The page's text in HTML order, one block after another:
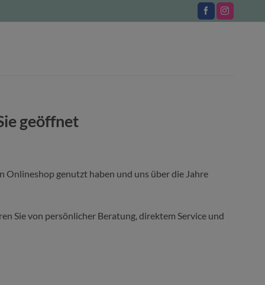
geöffnet
Onlineshop genutzt haben und uns über die Jahre
Sie von persönlicher Beratung, direktem Service und